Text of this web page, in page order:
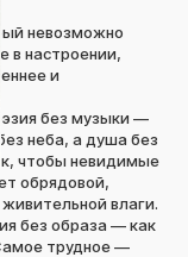
невозможно
в настроении,
и
без музыки —
неба, а душа без
чтобы невидимые
обрядовой,
влаги.
без образа — как
трудное —